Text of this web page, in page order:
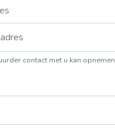
contact met u kan opnemen